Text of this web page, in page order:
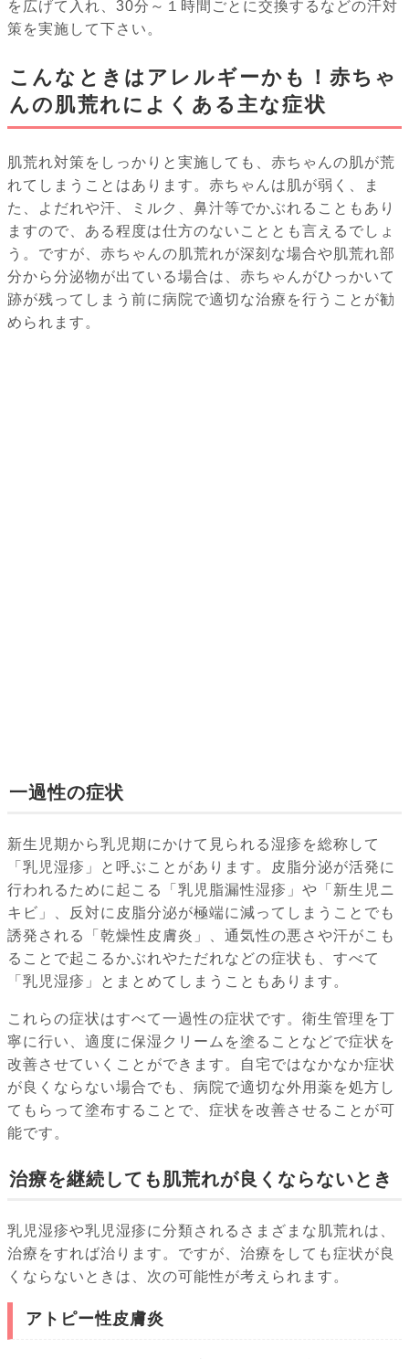
を広げて入れ、30分～１時間ごとに交換するなどの汗対
策を実施して下さい。
こんなときはアレルギーかも！赤ちゃ
んの肌荒れによくある主な症状
肌荒れ対策をしっかりと実施しても、赤ちゃんの肌が荒
れてしまうことはあります。赤ちゃんは肌が弱く、ま
た、よだれや汗、ミルク、鼻汁等でかぶれることもあり
ますので、ある程度は仕方のないこととも言えるでしょ
う。ですが、赤ちゃんの肌荒れが深刻な場合や肌荒れ部
分から分泌物が出ている場合は、赤ちゃんがひっかいて
跡が残ってしまう前に病院で適切な治療を行うことが勧
められます。
一過性の症状
新生児期から乳児期にかけて見られる湿疹を総称して
「乳児湿疹」と呼ぶことがあります。皮脂分泌が活発に
行われるために起こる「乳児脂漏性湿疹」や「新生児ニ
キビ」、反対に皮脂分泌が極端に減ってしまうことでも
誘発される「乾燥性皮膚炎」、通気性の悪さや汗がこも
ることで起こるかぶれやただれなどの症状も、すべて
「乳児湿疹」とまとめてしまうこともあります。
これらの症状はすべて一過性の症状です。衛生管理を丁
寧に行い、適度に保湿クリームを塗ることなどで症状を
改善させていくことができます。自宅ではなかなか症状
が良くならない場合でも、病院で適切な外用薬を処方し
てもらって塗布することで、症状を改善させることが可
能です。
治療を継続しても肌荒れが良くならないとき
乳児湿疹や乳児湿疹に分類されるさまざまな肌荒れは、
治療をすれば治ります。ですが、治療をしても症状が良
くならないときは、次の可能性が考えられます。
アトピー性皮膚炎